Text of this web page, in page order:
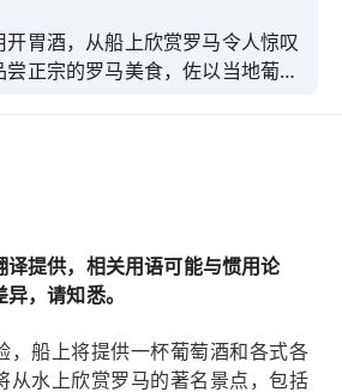
胃酒，从船上欣赏罗马令人惊叹
正宗的罗马美食，佐以当地葡萄
提供，相关用语可能与惯用论
，请知悉。
，船上将提供一杯葡萄酒和各式各
从水上欣赏罗马的著名景点，包括